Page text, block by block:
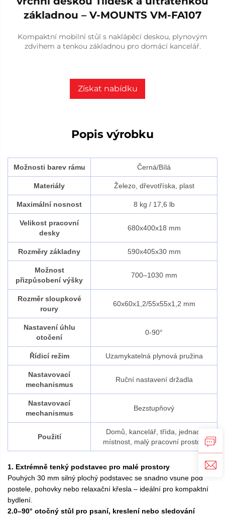
základnou – V-MOUNTS VM-FA107
Kompaktní mobilní stůl s naklápěcí deskou, plynovým
zdvihem a tenkou základnou pro domácí kancelář.
Získat nabídku
Popis výrobku
Možnosti barev rámu Černá/Bílá
Materiály Železo, dřevotříska, plast
Maximální nosnost 8 kg / 17,6 lb
Velikost pracovní
desky
680x400x18 mm
Rozměry základny 590x405x30 mm
Možnost
přizpůsobení výšky
700–1030 mm
Rozměr sloupkové
roury
60x60x1,2/55x55x1,2 mm
Nastavení úhlu
otočení
0-90°
Řídicí režim Uzamykatelná plynová pružina
Nastavovací
mechanismus
Ruční nastavení držadla
Nastavovací
mechanismus
Bezstupňový
Použití
Domů, kancelář, třída, jednací
místnost, malý pracovní prostor.
1. Extrémně tenký podstavec pro malé prostory
Pouhých 30 mm silný plochý podstavec se snadno vsune pod
postele, pohovky nebo relaxační křesla – ideální pro kompaktní
bydlení.
2.0–90° otočný stůl pro psaní, kreslení nebo sledování